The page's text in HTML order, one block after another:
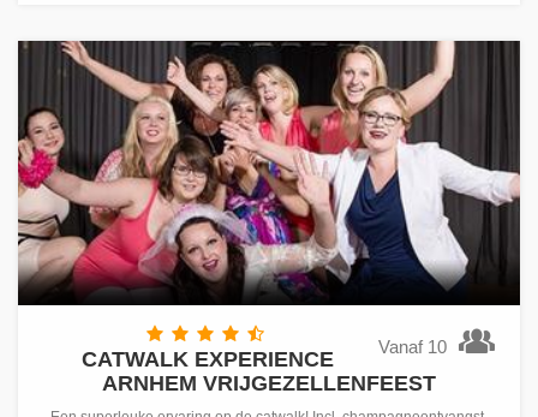
Vanaf 10
CATWALK EXPERIENCE
ARNHEM VRIJGEZELLENFEEST